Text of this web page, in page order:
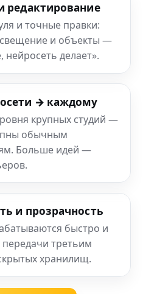
редактирование
и точные правки:
и объекты —
нейросеть делает».
→ каждому
крупных студий —
обычным
Больше идей —
и прозрачность
быстро и
третьим
хранилищ.